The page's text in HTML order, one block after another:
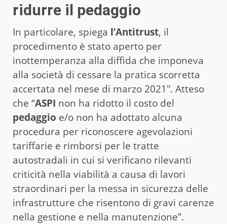
ridurre il pedaggio
In particolare, spiega l’Antitrust, il
procedimento è stato aperto per
inottemperanza alla diffida che imponeva
alla società di cessare la pratica scorretta
accertata nel mese di marzo 2021″. Atteso
che “ASPI non ha ridotto il costo del
pedaggio e/o non ha adottato alcuna
procedura per riconoscere agevolazioni
tariffarie e rimborsi per le tratte
autostradali in cui si verificano rilevanti
criticità nella viabilità a causa di lavori
straordinari per la messa in sicurezza delle
infrastrutture che risentono di gravi carenze
nella gestione e nella manutenzione”.